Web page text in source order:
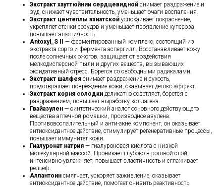
Экстракт хауттюйнии сердцевидной снимает раздражение и
зуд, снижает чувствительность, уменьшает очаги воспаления.
Экстракт центеллы азиатской успокаивает покраснение,
укрепляет стенки сосудов и уменьшает проявление купероза,
повышает эластичность.
Antoxyl_S II — ферментированный комплекс, состоящий из
экстракта сорго и фермента аспергилл. Восстанавливает кожу
после солнечных ожогов, защищает от воздействия
мелкодисперсной пыли и других веществ, вызывающих
оксидативный стресс. Борется со свободными радикалами.
Экстракт шалфея снимает раздражение и сухость,
предотвращает повреждение кожи, оказывает детокс-эффект.
Экстракт корня солодки деликатно осветляет, борется с
раздражением, повышает выработку коллагена.
Гвайазулен — синтетический аналог основного действующего
вещества аптечной ромашки, производное азулена.
Противовоспалительный и анти-акне компонент, он оказывает
антиоксидантное действие, стимулирует регенеративные процессы,
повышает иммунитет кожи.
Гиалуронат натрия — гиалуроновая кислота с низкой
молекулярной массой. Проникает глубоко в роговой слой,
интенсивно увлажняет, повышает эластичность и сглаживает
рельеф.
Аллантоин смягчает, ускоряет заживление, оказывает
антиоксидантное действие, помогает снизить реактивность.